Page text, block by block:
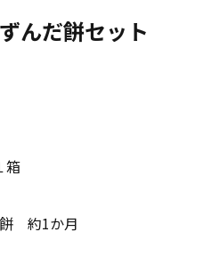
んだ餅セット
箱
餅 約1か月